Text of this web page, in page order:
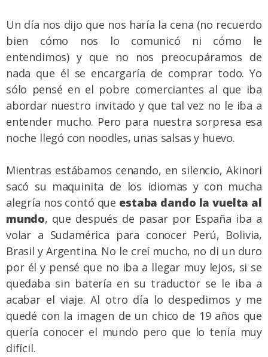
Un día nos dijo que nos haría la cena (no recuerdo
bien cómo nos lo comunicó ni cómo le
entendimos) y que no nos preocupáramos de
nada que él se encargaría de comprar todo. Yo
sólo pensé en el pobre comerciantes al que iba
abordar nuestro invitado y que tal vez no le iba a
entender mucho. Pero para nuestra sorpresa esa
noche llegó con noodles, unas salsas y huevo.
Mientras estábamos cenando, en silencio, Akinori
sacó su maquinita de los idiomas y con mucha
alegría nos contó que estaba dando la vuelta al
mundo, que después de pasar por España iba a
volar a Sudamérica para conocer Perú, Bolivia,
Brasil y Argentina. No le creí mucho, no di un duro
por él y pensé que no iba a llegar muy lejos, si se
quedaba sin batería en su traductor se le iba a
acabar el viaje. Al otro día lo despedimos y me
quedé con la imagen de un chico de 19 años que
quería conocer el mundo pero que lo tenía muy
difícil.